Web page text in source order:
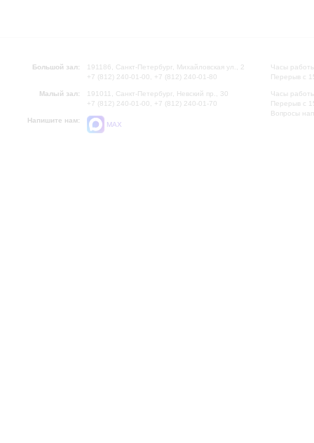
Большой зал:
191186, Санкт-Петербург, Михайловская ул., 2
+7 (812) 240-01-00, +7 (812) 240-01-80
Малый зал:
191011, Санкт-Петербург, Невский пр., 30
+7 (812) 240-01-00, +7 (812) 240-01-70
Напишите нам:
MAX
Часы
Перерыв с
Часы
Перерыв с
Вопросы